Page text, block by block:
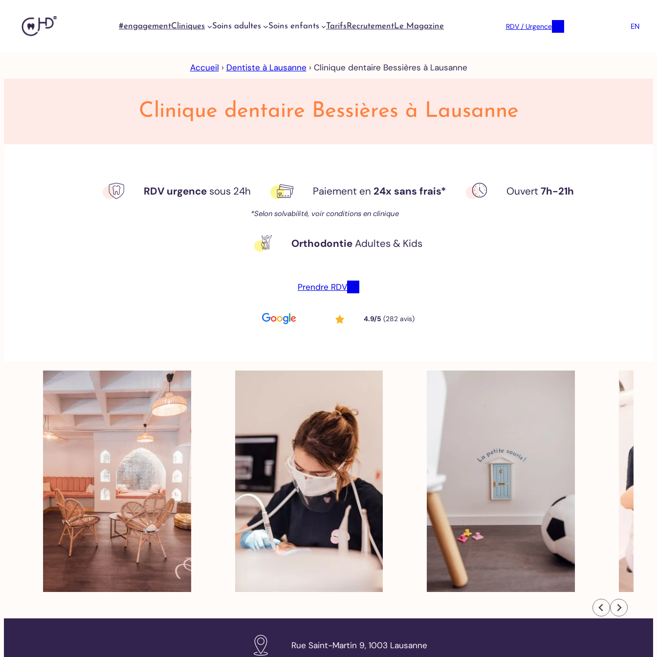
#engagementCliniques Soins adultes
Urgences
Urgences
dentaires
Traitement
des caries
Couronne
dentaire
Gouttière
de nuit –
Bruxisme
Blanchiment
dentaire
des dents
Implants
dentaires
Soins enfants Tarifs RecrutementLe Magazine RDV / Urgence EN
Accueil › Dentiste à Lausanne › Clinique dentaire Bessières à Lausanne
Clinique dentaire Bessières à Lausanne
RDV urgence sous 24h Paiement en 24x sans frais*
*Selon solvabilité, voir conditions en clinique
Ouvert7h-21h
OrthodontieAdultes & Kids
Prendre RDV
4.9/5 (282 avis)
Rue Saint-Martin 9, 1003 Lausanne